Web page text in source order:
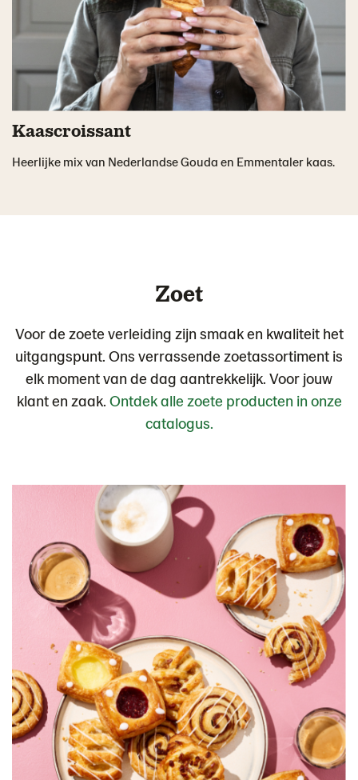
Kaascroissant
Heerlijke mix van Nederlandse Gouda en Emmentaler kaas.
Zoet
Voor de zoete verleiding zijn smaak en kwaliteit het
uitgangspunt. Ons verrassende zoetassortiment is
elk moment van de dag aantrekkelijk. Voor jouw
klant en zaak. Ontdek alle zoete producten in onze
catalogus.